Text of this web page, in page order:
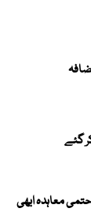
گئے
معاہدہ ابھی